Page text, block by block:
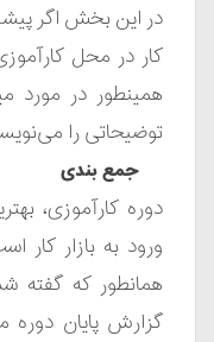
در این بخش اگر
کار در محل
همینطور در مورد
توضیحاتی را
جمع بندی
دوره کارآموزی،
ورود به بازار کار
همانطور که گفته
گزارش پایان